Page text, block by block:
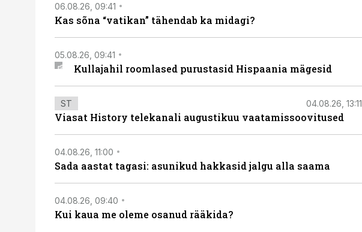
06.08.26, 09:41
Kas sõna “vatikan” tähendab ka midagi?
05.08.26, 09:41
Kullajahil roomlased purustasid Hispaania mägesid
ST 04.08.26, 13:11
Viasat History telekanali augustikuu vaatamissoovitused
04.08.26, 11:00
Sada aastat tagasi: asunikud hakkasid jalgu alla saama
04.08.26, 09:40
Kui kaua me oleme osanud rääkida?